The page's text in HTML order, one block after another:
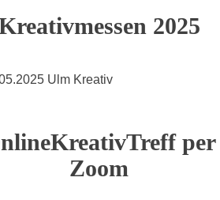
2025
Ulm Kreativ
per
Zoom